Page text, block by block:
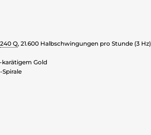
240 Q, 21.600 Halbschwingungen pro Stunde (3 Hz)
karätigem Gold